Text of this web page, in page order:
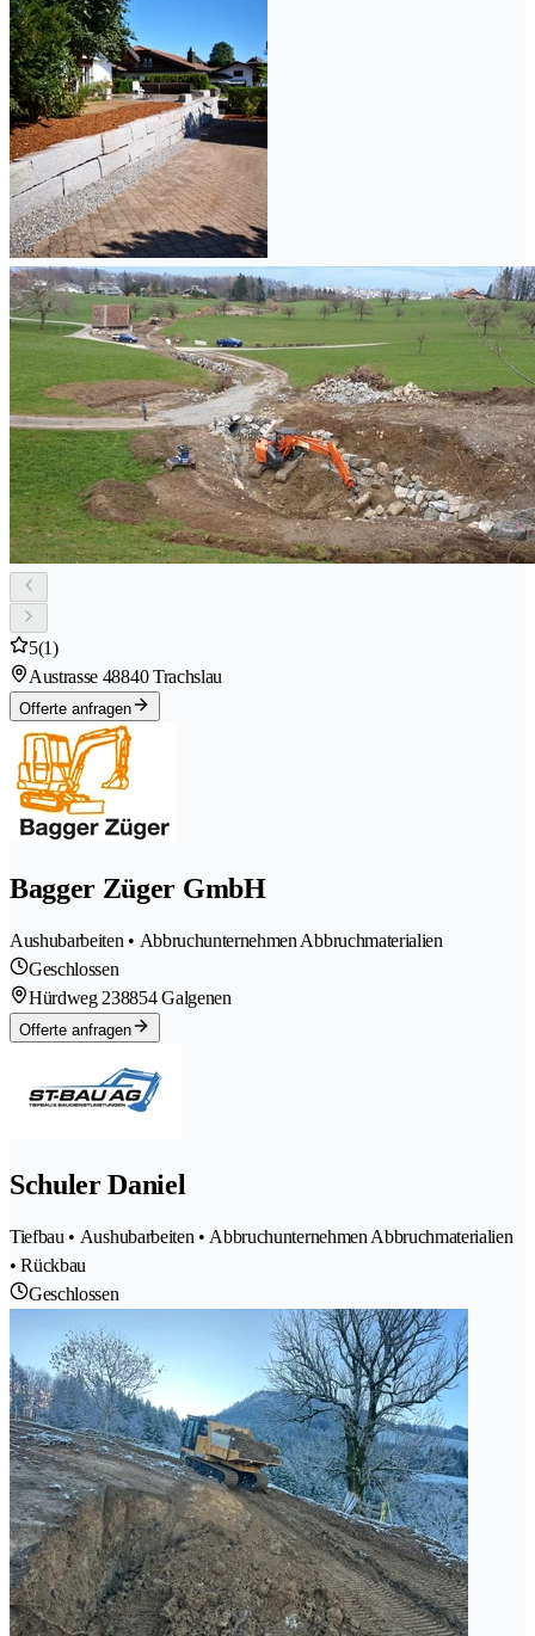
5(1)
Austrasse 48840 Trachslau
Offerte anfragen
Bagger Züger GmbH
Aushubarbeiten • Abbruchunternehmen Abbruchmaterialien
Geschlossen
Hürdweg 238854 Galgenen
Offerte anfragen
Schuler Daniel
Tiefbau • Aushubarbeiten • Abbruchunternehmen Abbruchmaterialien
• Rückbau
Geschlossen